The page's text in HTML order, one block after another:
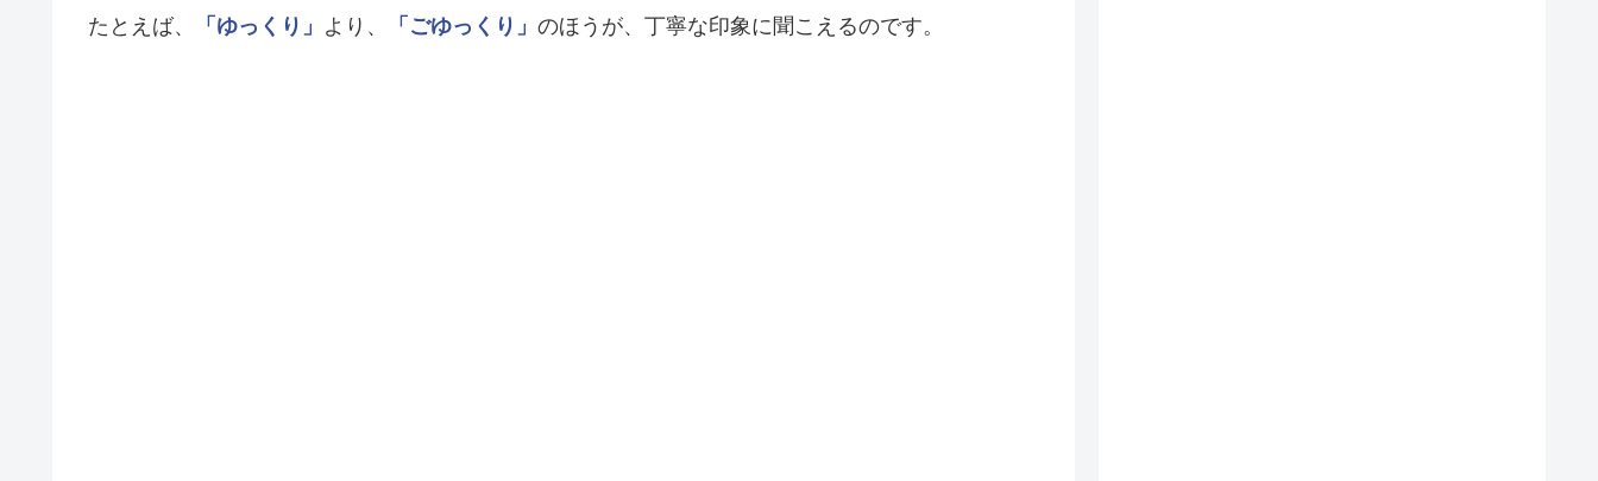
たとえば、 「ゆっくり」 より、 「ごゆっくり」 のほうが、丁寧な印象に聞こえるのです。